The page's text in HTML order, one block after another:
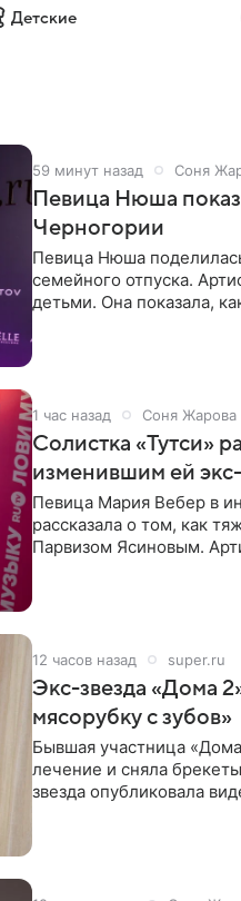
Детские
59 минут назад Соня
Певица Нюша
Черногории
Певица Нюша
семейного отпуска.
детьми. Она показала,
1 час назад Соня Жарова
Солистка «Тутси»
изменившим ей
Певица Мария Вебер в
рассказала о том, как
Парвизом Ясиновым.
12 часов назад super.ru
Экс-звезда «Дома
мясорубку с зубов»
Бывшая участница
лечение и сняла
звезда опубликовала